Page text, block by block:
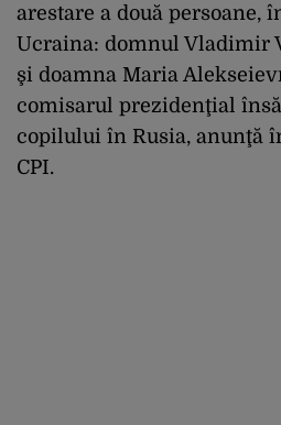
arestare a două persoane,
Ucraina: domnul Vladimir
şi doamna Maria
comisarul prezidenţial
copilului în Rusia, anunţă
CPI.